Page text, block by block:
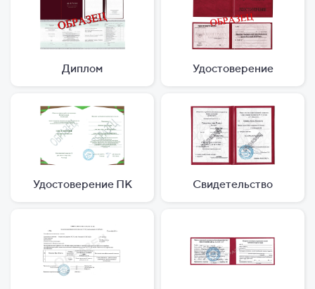
Диплом Удостоверение
Удостоверение ПК Свидетельство